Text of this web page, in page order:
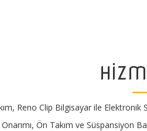
Reno Clip Bilgisayar ile Elektronik
Onarımı, Ön Takım ve Süspansiyon